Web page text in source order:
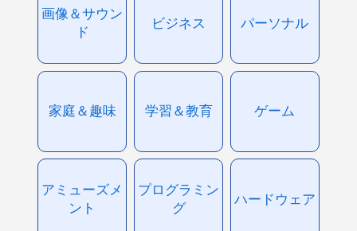
画像＆サウン
ド
ビジネス パーソナル
家庭＆趣味 学習＆教育 ゲーム
アミューズメ
ント
プログラミン
グ
ハードウェア